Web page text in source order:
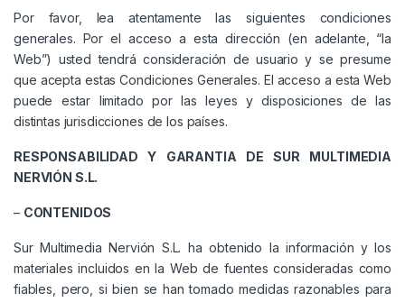
Por favor, lea atentamente las siguientes condiciones
generales. Por el acceso a esta dirección (en adelante, “la
Web”) usted tendrá consideración de usuario y se presume
que acepta estas Condiciones Generales. El acceso a esta Web
puede estar limitado por las leyes y disposiciones de las
distintas jurisdicciones de los países.
RESPONSABILIDAD Y GARANTIA DE SUR MULTIMEDIA
NERVIÓN S.L.
– CONTENIDOS
Sur Multimedia Nervión S.L. ha obtenido la información y los
materiales incluidos en la Web de fuentes consideradas como
fiables, pero, si bien se han tomado medidas razonables para